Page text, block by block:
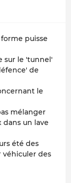
puisse
sur le 'tunnel'
de
le
mélanger
dans un lave
été des
des